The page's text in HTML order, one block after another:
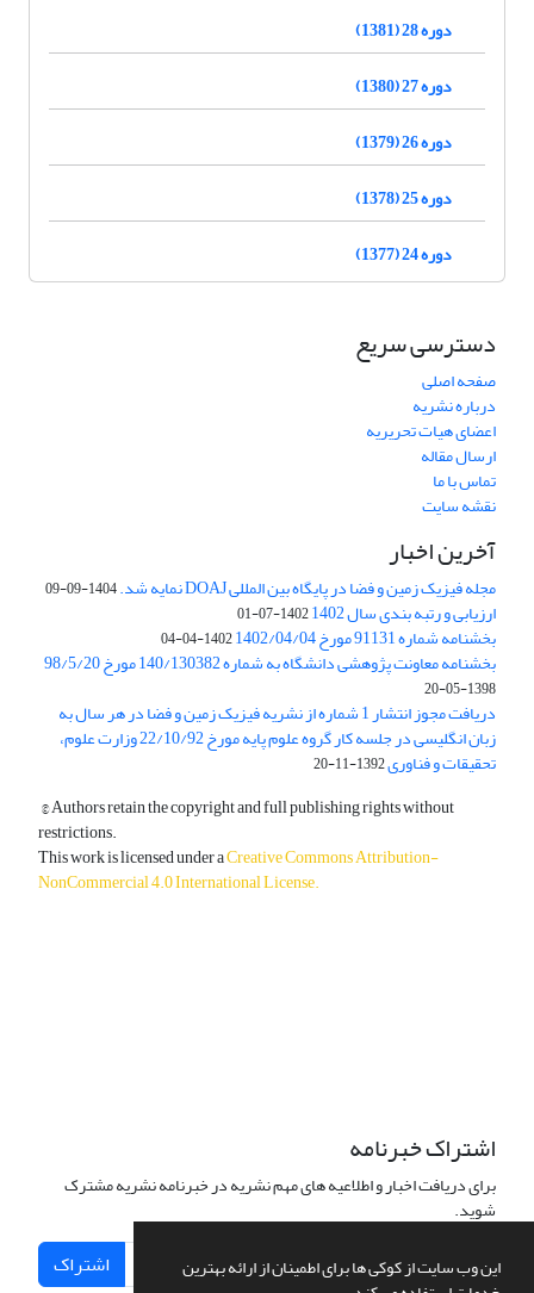
این وب سایت از کوکی ها برای اطمینان از ارائه بهترین
دوره 28 (1381)
دوره 27 (1380)
دوره 26 (1379)
دوره 25 (1378)
دوره 24 (1377)
دسترسی سریع
صفحه اصلی
درباره نشریه
اعضای هیات تحریریه
ارسال مقاله
تماس با ما
نقشه سایت
آخرین اخبار
مجله فیزیک زمین و فضا در پایگاه بین المللی DOAJ نمایه شد. 1404-09-09
ارزیابی و رتبه بندی سال 1402 1402-07-01
بخشنامه شماره 91131 مورخ 1402/04/04 1402-04-04
بخشنامه معاونت پژوهشی دانشگاه به شماره 140/130382 مورخ 98/5/20
1398-05-20
دریافت مجوز انتشار 1 شماره از نشریه فیزیک زمین و فضا در هر سال به
زبان انگلیسی در جلسه کار گروه علوم پایه مورخ 22/10/92 وزارت علوم،
تحقیقات و فناوری1392-11-20
© Authors retain the copyright and full publishing rights without
restrictions.
This work is licensed under aCreative Commons Attribution-
NonCommercial 4.0 International License.
اشتراک خبرنامه
برای دریافت اخبار و اطلاعیه های مهم نشریه در خبرنامه نشریه مشترک
شوید.
اشتراک